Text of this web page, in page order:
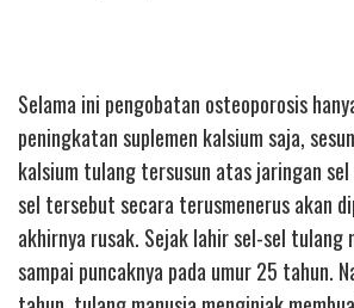
Selama ini pengobatan osteoporosis
peningkatan suplemen kalsium saja,
kalsium tulang tersusun atas jaringan
sel tersebut secara terusmenerus akan
akhirnya rusak. Sejak lahir sel-sel tulang
sampai puncaknya pada umur 25 tahun.